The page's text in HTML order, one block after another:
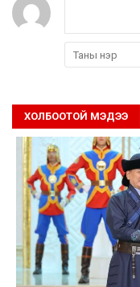
ХОЛБООТОЙ МЭДЭЭ